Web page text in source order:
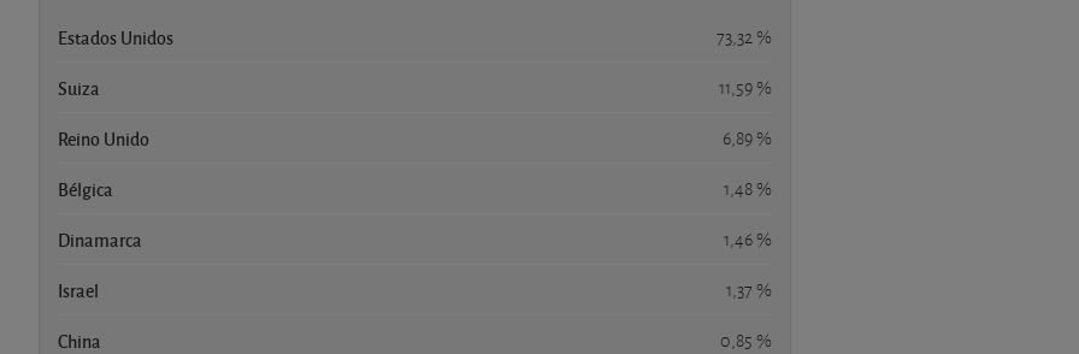
Estados Unidos 73,32 %
Suiza 11,59 %
Reino Unido 6,89 %
Bélgica 1,48 %
Dinamarca 1,46 %
Israel 1,37 %
China 0,85 %